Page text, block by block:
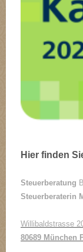
Hier finden
Steuerberatung
Steuerberaterin
Willibaldstrasse
80689 München